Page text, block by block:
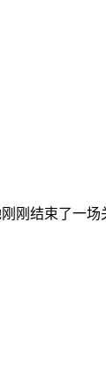
刚结束了一